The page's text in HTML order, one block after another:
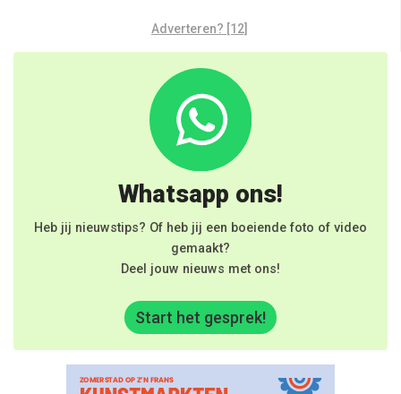
Adverteren? [12]
Whatsapp ons!
Heb jij nieuwstips? Of heb jij een boeiende foto of video
gemaakt?
Deel jouw nieuws met ons!
Start het gesprek!